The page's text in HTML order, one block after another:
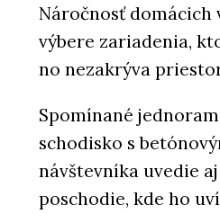
Náročnosť
výbere zariadenia,
no nezakrýva
Spomínané
schodisko s
návštevníka uvedie
poschodie, kde ho